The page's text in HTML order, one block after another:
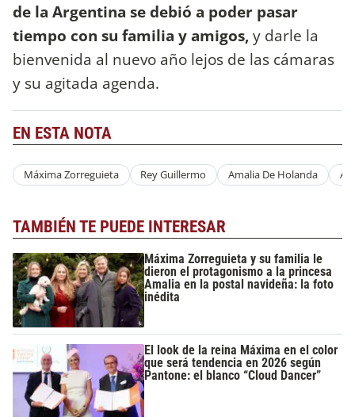
de la Argentina se debió a poder pasar
tiempo con su familia y amigos,y darle la
bienvenida al nuevo año lejos de las cámaras
y su agitada agenda.
EN ESTA NOTA
Máxima Zorreguieta Rey Guillermo Amalia De Holanda
TAMBIÉN TE PUEDE INTERESAR
Máxima Zorreguieta y su familia le
dieron el protagonismo a la princesa
Amalia en la postal navideña: la foto
inédita
El look de la reina Máxima en el color
que será tendencia en 2026 según
Pantone: el blanco “Cloud Dancer”